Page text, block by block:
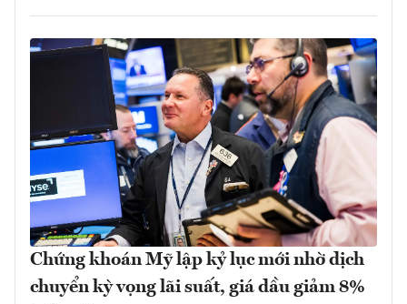
Chứng khoán Mỹ lập kỷ lục mới nhờ dịch
chuyển kỳ vọng lãi suất, giá dầu giảm 8%